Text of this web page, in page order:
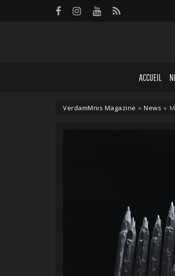
ACCUEIL
VerdamMnis Magazine » News »
Panneau de gestion des cookies